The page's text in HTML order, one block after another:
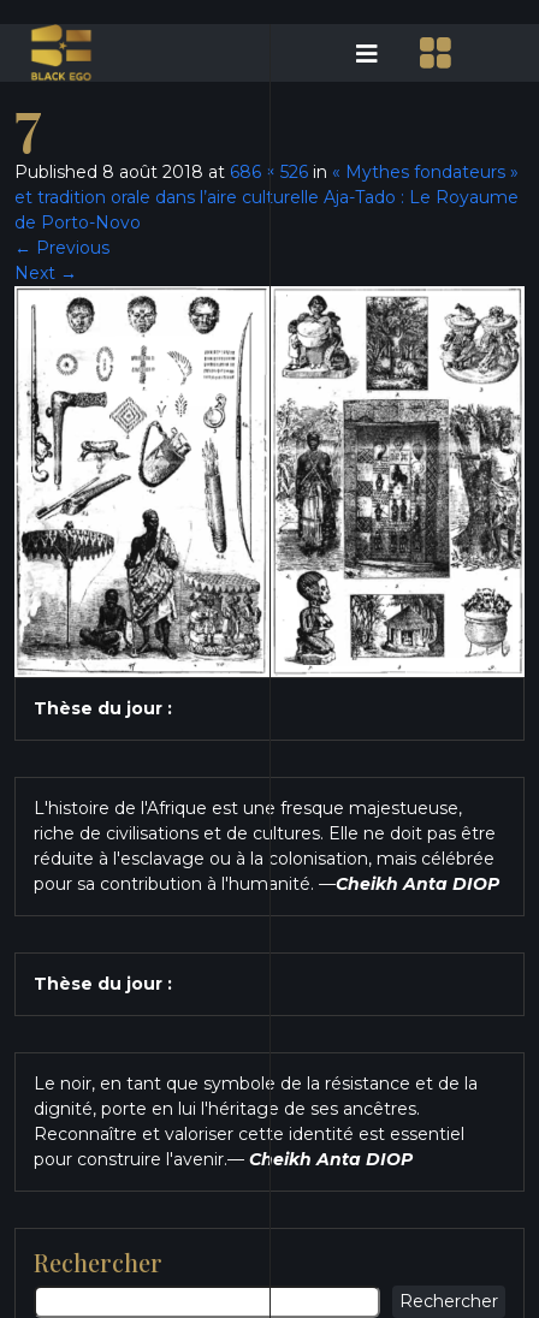
7
Published 8 août 2018 at 686 × 526 in « Mythes fondateurs »
et tradition orale dans l’aire culturelle Aja-Tado : Le Royaume
de Porto-Novo
← Previous
Next →
Thèse du jour :
L'histoire de l'Afrique est une fresque majestueuse,
riche de civilisations et de cultures. Elle ne doit pas être
réduite à l'esclavage ou à la colonisation, mais célébrée
pour sa contribution à l'humanité. —Cheikh Anta DIOP
Thèse du jour :
Le noir, en tant que symbole de la résistance et de la
dignité, porte en lui l'héritage de ses ancêtres.
Reconnaître et valoriser cette identité est essentiel
pour construire l'avenir.— Cheikh Anta DIOP
Rechercher
Rechercher